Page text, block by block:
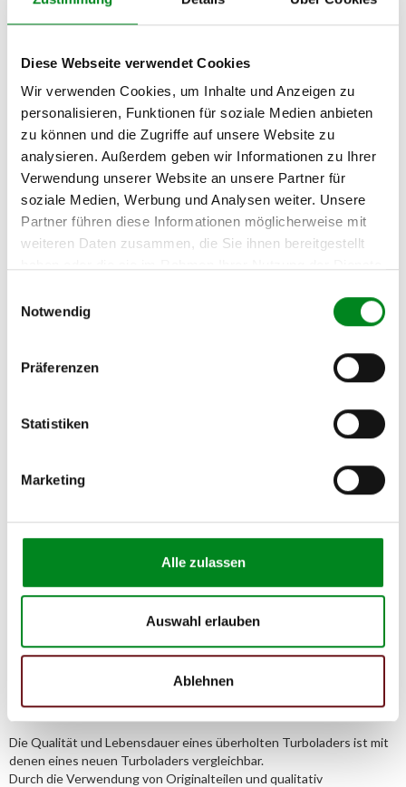
Diese Webseite verwendet Cookies
Wir verwenden Cookies, um Inhalte und Anzeigen zu
personalisieren, Funktionen für soziale Medien anbieten
zu können und die Zugriffe auf unsere Website zu
analysieren. Außerdem geben wir Informationen zu Ihrer
Verwendung unserer Website an unsere Partner für
soziale Medien, Werbung und Analysen weiter. Unsere
Partner führen diese Informationen möglicherweise mit
weiteren Daten zusammen, die Sie ihnen bereitgestellt
Notwendig
Präferenzen
Statistiken
Marketing
Alle zulassen
Auswahl erlauben
Ablehnen
Rapid (FC0/1_) 1.9
dTi (FC0U)
Zur exakten Fahrzeug-Identifizierung können Sie auch unseren
Support kontaktieren (Chat, Telefon oder E-Mail).
Wir benötigen folgende Fahrzeugdaten:Schlüsselnummer
Fahrgestellnummer
Passendes Fahrzeug nicht dabei?
Fahrzeug-Suche für AT-Turbolader»
Hersteller/EU Verantwortliche
Hersteller
E-Mail:
Der Aufbereitungsprozess für
Die Qualität und Lebensdauer eines überholten Turboladers ist mit
denen eines neuen Turboladers vergleichbar.
Durch die Verwendung von Originalteilen und qualitativ